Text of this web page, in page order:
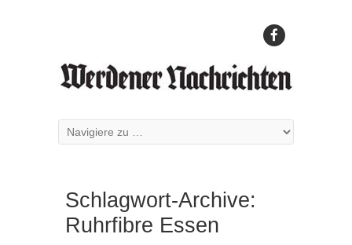
Schlagwort-Archive:
Ruhrfibre Essen